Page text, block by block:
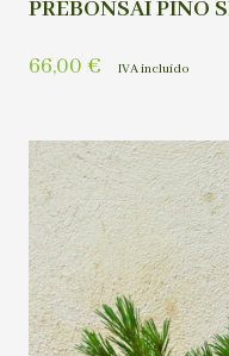
PREBONSAI PINO
66,00 € IVA incluído